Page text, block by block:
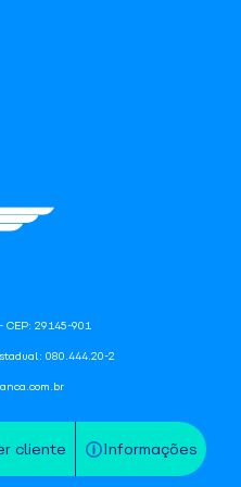
cliente Informações
CEP: 29145-901
080.444.20-2